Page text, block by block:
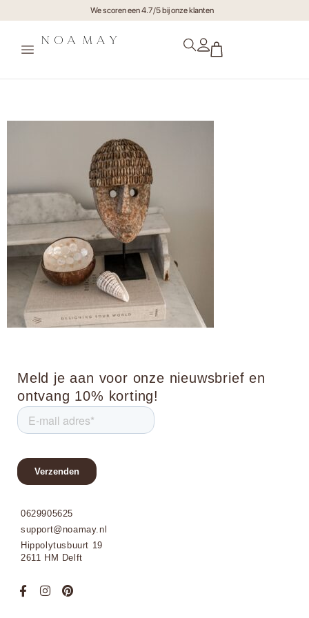
We scoren een 4.7/5 bij onze klanten
Meld je aan voor onze nieuwsbrief en
ontvang 10% korting!
0629905625
support@noamay.nl
Hippolytusbuurt 19
2611 HM Delft